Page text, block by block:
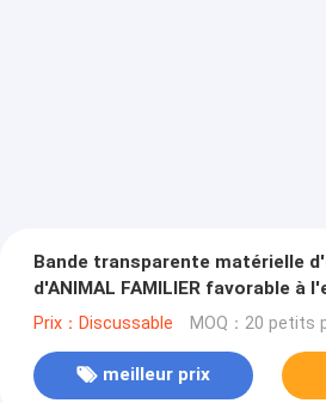
Bande transparente matérielle
d'ANIMAL FAMILIER favorable à
Prix：Discussable MOQ：20 petits
meilleur prix